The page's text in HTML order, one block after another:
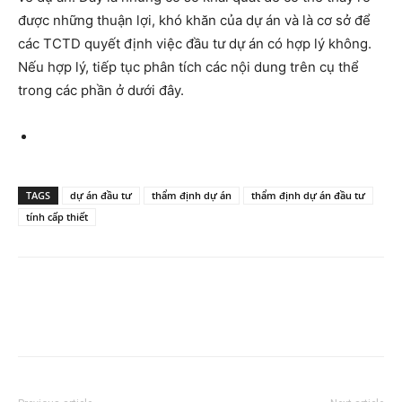
được những thuận lợi, khó khăn của dự án và là cơ sở để
các TCTD quyết định việc đầu tư dự án có hợp lý không.
Nếu hợp lý, tiếp tục phân tích các nội dung trên cụ thể
trong các phần ở dưới đây.
TAGS dự án đầu tư thẩm định dự án
thẩm định dự án đầu tư
tính cấp thiết